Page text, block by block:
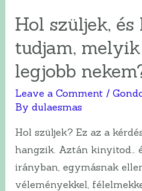
dúlaságom,
hogyan
keveredtem
erre
az
útra?
Hol szüljek,
tudjam,
legjobb
Leave a Comment /
By dulaesmas
Hol szüljek? Ez az a
hangzik. Aztán kinyitod…
irányban, egymásnak
véleményekkel,